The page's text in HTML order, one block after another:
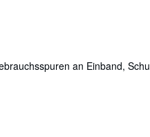
an Einband,